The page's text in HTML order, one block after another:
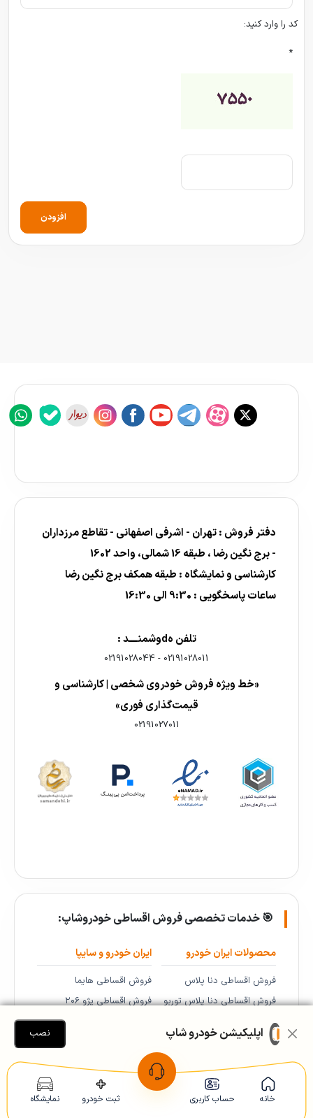
کد را وارد کنید:
*
افزودن
خانه حساب کاربری ثبت خودرو نمایشگاه
دفتر فروش : تهران - اشرفی اصفهانی - تقاطع مرزداران
- برج نگین رضا ، طبقه 16 شمالی، واحد 1602
کارشناسی و نمایشگاه : طبقه همکف برج نگین رضا
ساعات پاسخگویی : 9:30 الی 16:30
تلفن هdوشمنــــد :
02191028011
-
02191028044
«خط ویژه فروش خودروی شخصی | کارشناسی و
قیمت‌گذاری فوری»
02191027011
🎯 خدمات تخصصی فروش اقساطی خودروشاپ:
محصولات ایران خودرو
فروش اقساطی دنا پلاس
فروش اقساطی دنا پلاس توربو
فروش اقساطی پژو پارس LX
فروش اقساطی پارس دوگانه
سوز
اتوماتیک
ایران خودرو و سایپا
فروش اقساطی هایما
فروش اقساطی پژو ۲۰۶
فروش اقساطی پژو پارس و
فروش اقساطی شاهین
فروش اقساطی کوییک
فروش اقساطی ساینا
اپلیکیشن خودرو شاپ نصب